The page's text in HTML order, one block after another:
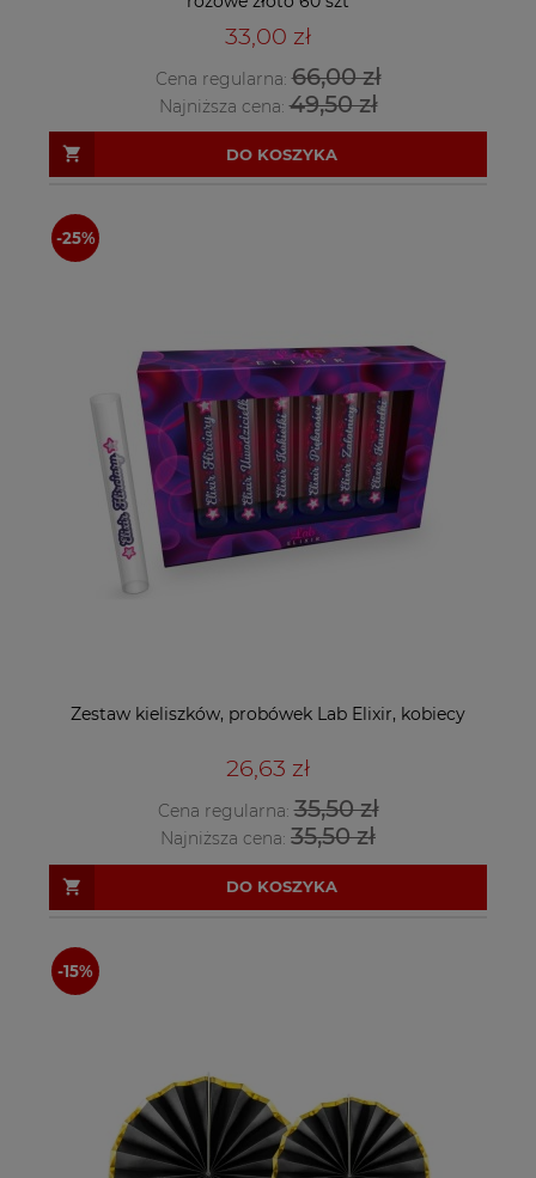
33,00 zł
Cena regularna:66,00 zł
Najniższa cena:49,50 zł
DO KOSZYKA
Zestaw kieliszków, probówek Lab Elixir, kobiecy
26,63 zł
Cena regularna:35,50 zł
Najniższa cena: 35,50 zł
DO KOSZYKA